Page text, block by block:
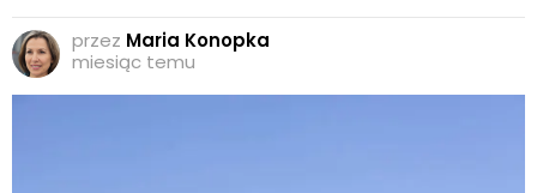
przez Maria Konopka
miesiąc temu